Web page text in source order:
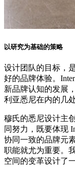
以研究为基础的策略
设计团队的目标，
好的品牌体验。
新品牌认知的发展
利亚悉尼在内的几
穆氏的悉尼设计主
同努力，既要体现
协同一致的品牌元
职能就尤为重要。
空间的变革设计了